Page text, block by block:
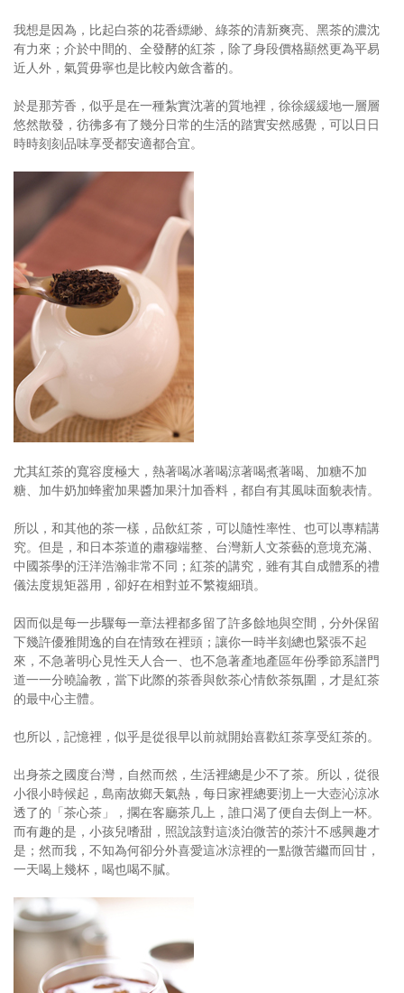
訂閱電子報
我想是因為，比起白茶的花香縹緲、綠茶的清新爽亮、黑茶的濃沈
有力來；介於中間的、全發酵的紅茶，除了身段價格顯然更為平易
近人外，氣質毋寧也是比較內斂含蓄的。
於是那芳香，似乎是在一種紮實沈著的質地裡，徐徐緩緩地一層層
悠然散發，彷彿多有了幾分日常的生活的踏實安然感覺，可以日日
時時刻刻品味享受都安適都合宜。
尤其紅茶的寬容度極大，熱著喝冰著喝涼著喝煮著喝、加糖不加
糖、加牛奶加蜂蜜加果醬加果汁加香料，都自有其風味面貌表情。
所以，和其他的茶一樣，品飲紅茶，可以隨性率性、也可以專精講
究。但是，和日本茶道的肅穆端整、台灣新人文茶藝的意境充滿、
中國茶學的汪洋浩瀚非常不同；紅茶的講究，雖有其自成體系的禮
儀法度規矩器用，卻好在相對並不繁複細瑣。
因而似是每一步驟每一章法裡都多留了許多餘地與空間，分外保留
下幾許優雅閒逸的自在情致在裡頭；讓你一時半刻總也緊張不起
來，不急著明心見性天人合一、也不急著產地產區年份季節系譜門
道一一分曉論教，當下此際的茶香與飲茶心情飲茶氛圍，才是紅茶
的最中心主體。
也所以，記憶裡，似乎是從很早以前就開始喜歡紅茶享受紅茶的。
出身茶之國度台灣，自然而然，生活裡總是少不了茶。所以，從很
小很小時候起，島南故鄉天氣熱，每日家裡總要沏上一大壺沁涼冰
透了的「茶心茶」，擱在客廳茶几上，誰口渴了便自去倒上一杯。
而有趣的是，小孩兒嗜甜，照說該對這淡泊微苦的茶汁不感興趣才
是；然而我，不知為何卻分外喜愛這冰涼裡的一點微苦繼而回甘，
一天喝上幾杯，喝也喝不膩。